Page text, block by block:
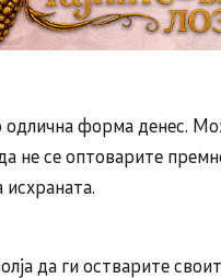
форма денес.
не се оптоварите
да ги остварите